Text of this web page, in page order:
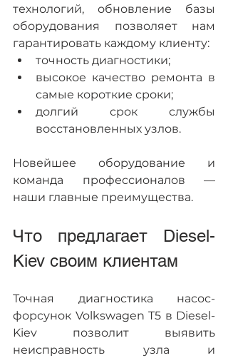
технологий, обновление базы
оборудования позволяет нам
гарантировать каждому клиенту:
точность диагностики;
высокое качество ремонта в
самые короткие сроки;
долгий срок службы
восстановленных узлов.
Новейшее оборудование и
команда профессионалов —
наши главные преимущества.
Что предлагает Diesel-
Kiev своим клиентам
Точная диагностика насос-
форсунок Volkswagen T5 в Diesel-
Kiev позволит выявить
неисправность узла и